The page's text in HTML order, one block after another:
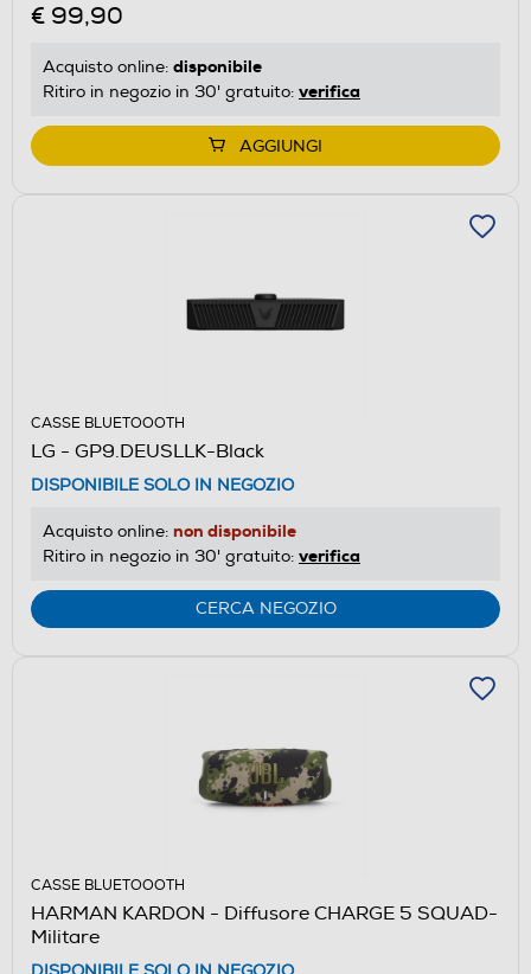
€ 99,90
Acquisto online: disponibile
Ritiro in negozio in 30' gratuito: verifica
AGGIUNGI
CASSE BLUETOOOTH
LG - GP9.DEUSLLK-Black
DISPONIBILE SOLO IN NEGOZIO
Acquisto online: non disponibile
Ritiro in negozio in 30' gratuito: verifica
CERCA NEGOZIO
CASSE BLUETOOOTH
HARMAN KARDON - Diffusore CHARGE 5 SQUAD-
Militare